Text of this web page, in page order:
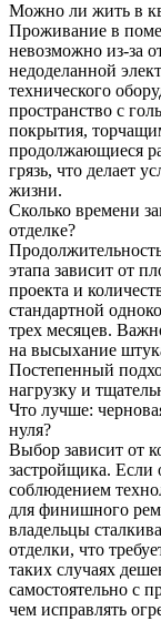
Можно ли жить в
Проживание в
невозможно из-за
недоделанной
технического
пространство с
покрытия,
продолжающиеся
грязь, что делает
жизни.​
Сколько времени
отделке?
этапа зависит от
проекта и
стандартной
трех месяцев.
на высыхание
Постепенный
нагрузку и
Что лучше:
нуля?
Выбор зависит от
застройщика. Если
соблюдением
для финишного
владельцы
отделки, что
таких случаях
самостоятельно с
чем исправлять